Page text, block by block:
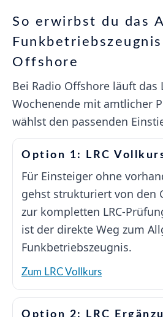
So erwirbst du das
Offshore
Bei Radio Offshore läuft das
Wochenende mit amtlicher
wählst den passenden
Option 1: LRC
Für Einsteiger ohne
gehst strukturiert von den
zur kompletten LRC-
ist der direkte Weg zum
Funkbetriebszeugnis.
Zum LRC Vollkurs
Option 2: LRC